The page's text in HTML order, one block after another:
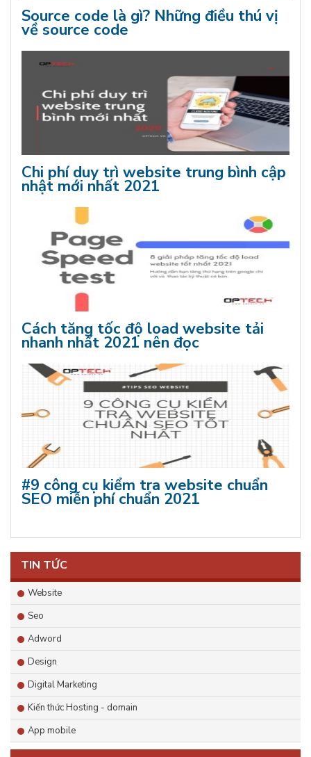
Source code là gì? Những điều thú vị
về source code
Chi phí duy trì website trung bình cập
nhật mới nhất 2021
Cách tăng tốc độ load website tải
nhanh nhất 2021 nên đọc
#9 công cụ kiểm tra website chuẩn
SEO miễn phí chuẩn 2021
TIN TỨC
Website
Seo
Adword
Design
Digital Marketing
Kiến thức Hosting - domain
App mobile